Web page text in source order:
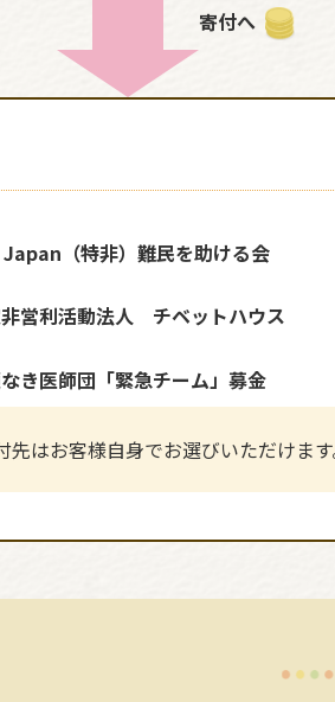
寄付へ
Japan（特非）難民を助ける会
営利活動法人 チベットハウス
き医師団「緊急チーム」募金
はお客様自身でお選びいただけます